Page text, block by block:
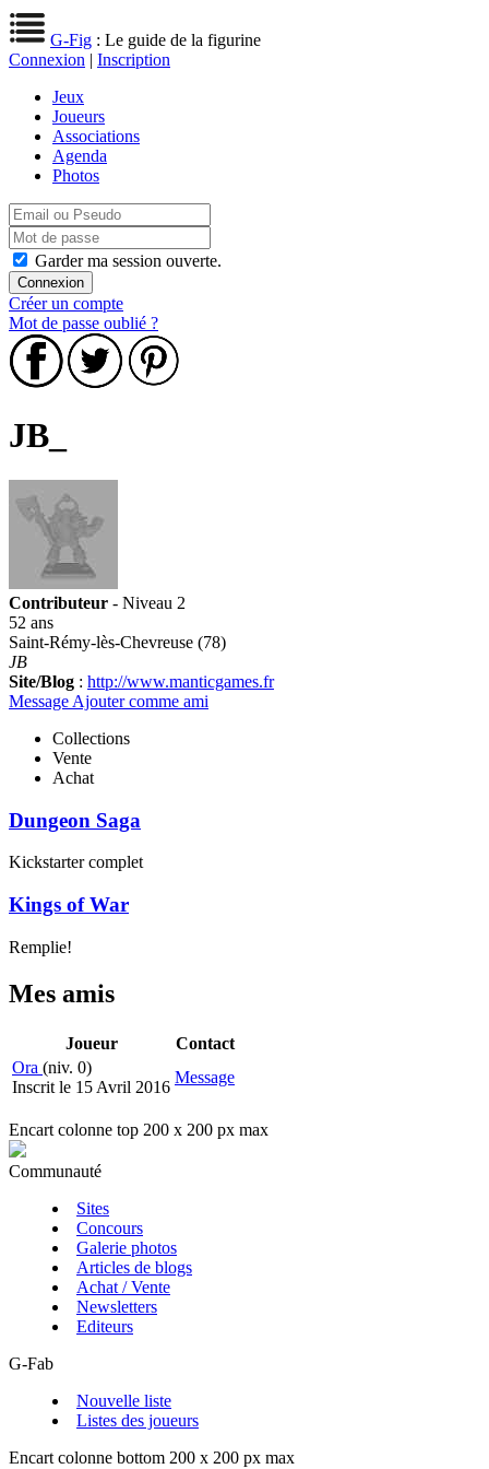
G-Fig : Le guide de la figurine
Connexion | Inscription
Jeux
Joueurs
Associations
Agenda
Photos
Garder ma session ouverte.
Créer un compte
Mot de passe oublié ?
JB_
Contributeur - Niveau 2
52 ans
Saint-Rémy-lès-Chevreuse (78)
JB
Site/Blog : http://www.manticgames.fr
Message Ajouter comme ami
Collections
Vente
Achat
Dungeon Saga
Kickstarter complet
Kings of War
Remplie!
Mes amis
Joueur
Contact
Ora (niv. 0)
Inscrit le 15 Avril 2016
Message
Encart colonne top 200 x 200 px max
Communauté
Sites
Concours
Galerie photos
Articles de blogs
Achat / Vente
Newsletters
Editeurs
G-Fab
Nouvelle liste
Listes des joueurs
Encart colonne bottom 200 x 200 px max